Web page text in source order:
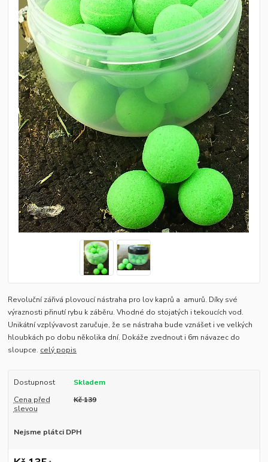
Revoluční zářivá plovoucí nástraha pro lov kaprů a amurů. Díky své
výraznosti přinutí rybu k záběru. Vhodné do stojatých i tekoucích vod.
Unikátní vzplývavost zaručuje, že se nástraha bude vznášet i ve velkých
hloubkách po dobu několika dní. Dokáže zvednout i 6m návazec do
sloupce. celý popis
Dostupnost
Skladem
Cena před
slevou
Kč 139
Nejsme plátci DPH